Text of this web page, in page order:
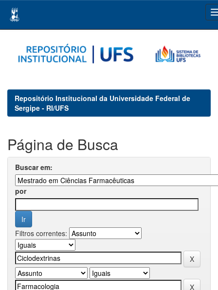
navigation
Repositório Institucional da Universidade Federal de
Sergipe - RI/UFS
Página de Busca
Buscar em:
por
Filtros correntes: